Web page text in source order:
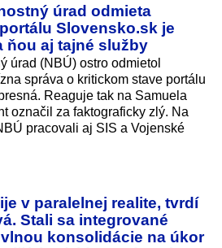
úrad odmieta
Slovensko.sk je
ňou aj tajné služby
úrad (NBÚ) ostro odmietol
správa o kritickom stave portálu
Reaguje tak na Samuela
označil za faktograficky zlý. Na
pracovali aj SIS a Vojenské
v paralelnej realite, tvrdí
Stali sa integrované
konsolidácie na úkor